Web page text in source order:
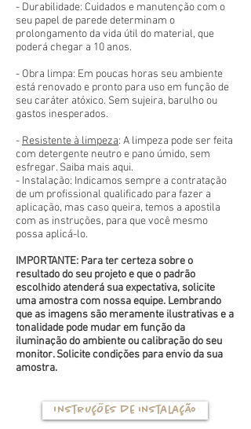
- Durabilidade: Cuidados e manutenção com o
seu papel de parede determinam o
prolongamento da vida útil do material, que
poderá chegar a 10 anos.
- Obra limpa: Em poucas horas seu ambiente
está renovado e pronto para uso em função de
seu caráter atóxico. Sem sujeira, barulho ou
gastos inesperados.
- Resistente à limpeza: A limpeza pode ser feita
com detergente neutro e pano úmido, sem
esfregar. Saiba mais aqui.
- Instalação: Indicamos sempre a contratação
de um profissional qualificado para fazer a
aplicação, mas caso queira, temos a apostila
com as instruções, para que você mesmo
possa aplicá-lo.
IMPORTANTE: Para ter certeza sobre o
resultado do seu projeto e que o padrão
escolhido atenderá sua expectativa, solicite
uma amostra com nossa equipe. Lembrando
que as imagens são meramente ilustrativas e a
tonalidade pode mudar em função da
iluminação do ambiente ou calibração do seu
monitor. Solicite condições para envio da sua
amostra.
Instruções de instalação